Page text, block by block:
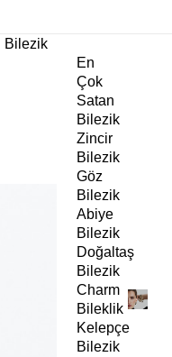
Bilezik
En
Çok
Satan
Bilezik
Zincir
Bilezik
Göz
Bilezik
Abiye
Bilezik
Doğaltaş
Bilezik
Charm
Bileklik
Kelepçe
Bilezik